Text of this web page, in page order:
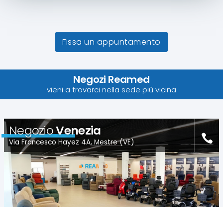
Fissa un appuntamento
Negozi Reamed
vieni a trovarci nella sede più vicina
NegozioVenezia
Via Francesco Hayez 4A, Mestre (VE)